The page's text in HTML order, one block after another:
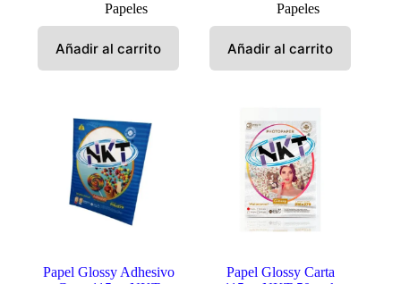
Papeles
Añadir al carrito
Papeles
Añadir al carrito
Papel Glossy Adhesivo
Papel Glossy Carta